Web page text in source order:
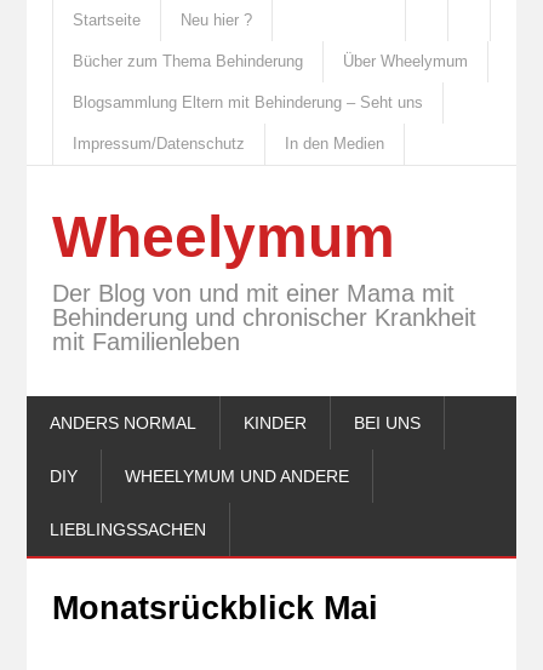
Startseite Neu hier ?
Bücher zum Thema Behinderung Über Wheelymum
Blogsammlung Eltern mit Behinderung – Seht uns
Impressum/Datenschutz In den Medien
Wheelymum
Der Blog von und mit einer Mama mit
Behinderung und chronischer Krankheit
mit Familienleben
ANDERS NORMAL KINDER BEI UNS
DIY WHEELYMUM UND ANDERE
LIEBLINGSSACHEN
Monatsrückblick Mai